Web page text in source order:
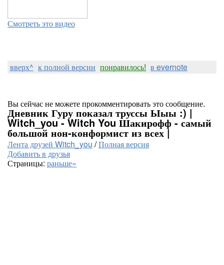
Смотреть это видео
вверх^ к полной версии понравилось! в evernote
Вы сейчас не можете прокомментировать это сообщение.
Дневник Гуру показал труссы Ыыы :) |
Witch_you - Witch You Шакирофф - самый
большой нон-конформист из всех |
Лента друзей Witch_you /Полная версия
Добавить в друзья
Страницы: раньше»